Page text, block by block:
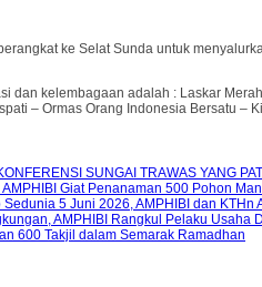
ke Selat Sunda untuk
dan kelembagaan adalah : Laskar
– Ormas Orang Indonesia Bersatu –
SUNGAI TRAWAS YANG
Giat Penanaman 500 Pohon
5 Juni 2026, AMPHIBI dan KTHn
AMPHIBI Rangkul Pelaku Usaha
600 Takjil dalam Semarak Ramadhan